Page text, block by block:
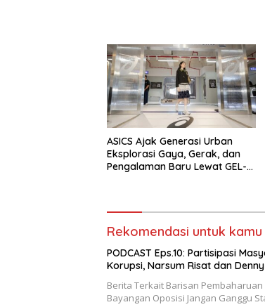
ASICS Ajak Generasi Urban
Eksplorasi Gaya, Gerak, dan
Pengalaman Baru Lewat GEL-
Rekomendasi untuk kamu
PODCAST Eps.10: Partisipasi
Korupsi, Narsum Risat dan Denny
Berita Terkait Barisan Pembaharuan
Bayangan Oposisi Jangan Ganggu